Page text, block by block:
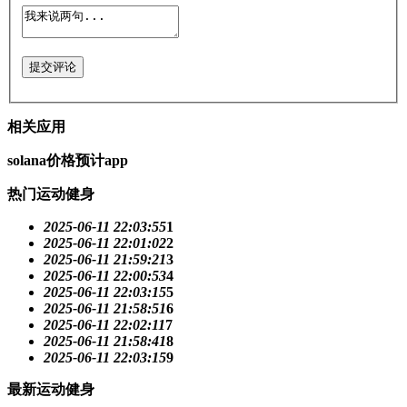
提交评论
相关应用
solana价格预计app
热门运动健身
2025-06-11 22:03:551
2025-06-11 22:01:022
2025-06-11 21:59:213
2025-06-11 22:00:534
2025-06-11 22:03:155
2025-06-11 21:58:516
2025-06-11 22:02:117
2025-06-11 21:58:418
2025-06-11 22:03:159
最新运动健身